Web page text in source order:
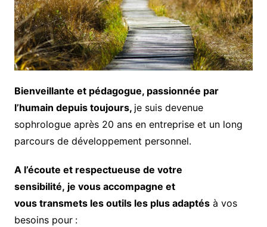
Bienveillante et pédagogue, passionnée par
l’humain depuis toujours, je suis devenue
sophrologue après 20 ans en entreprise et un long
parcours de développement personnel.
A l’écoute et respectueuse de votre
sensibilité, je vous accompagne et
vous transmets les outils les plus adaptésà vos
besoins pour :